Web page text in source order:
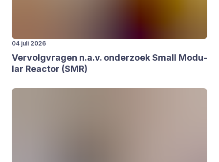
04 juli 2026
Ver­volg­vra­gen n.a.v. onder­zoek Small Modu­
lar Reac­tor (SMR)